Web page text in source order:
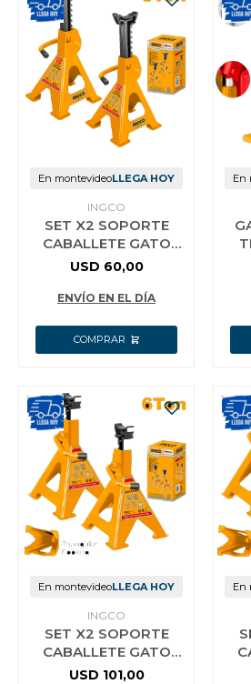
En montevideoLLEGA HOY
INGCO
SET X2 SOPORTE
CABALLETE GATO
HIDRAULICO 3TON
USD 60,00
ENVÍO EN EL DÍA
En
En montevideoLLEGA HOY
INGCO
SET X2 SOPORTE
CABALLETE GATO
HIDRAULICO 6TON
USD 101,00
En
Camping
Jardín y Aire Libre
Mascotas
Bazar
Juguetes y artículos para bebé
Ferretería
Vestimenta y calzado